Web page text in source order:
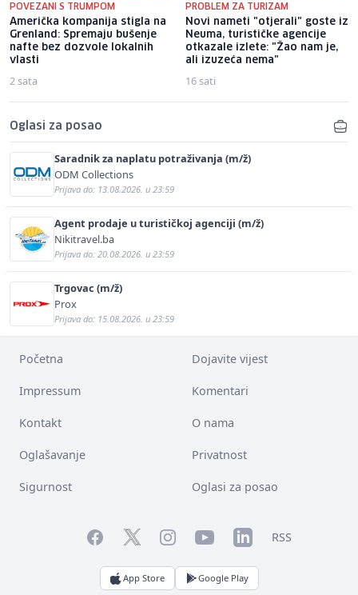
POVEZANI S TRUMPOM
Američka kompanija stigla na
Grenland: Spremaju bušenje
nafte bez dozvole lokalnih
vlasti
2 sata
PROBLEM ZA TURIZAM
Novi nameti "otjerali" goste iz
Neuma, turističke agencije
otkazale izlete: "Žao nam je,
ali izuzeća nema"
16 sati
Oglasi za posao
Saradnik za naplatu potraživanja (m/ž)
ODM Collections
Prijava do: 13.08.2026. u 23:59
Agent prodaje u turističkoj agenciji (m/ž)
Nikitravel.ba
Prijava do: 20.08.2026. u 23:59
Trgovac (m/ž)
Prox
Prijava do: 15.08.2026. u 23:59
Početna Dojavite vijest
Impressum Komentari
Kontakt O nama
Oglašavanje Privatnost
Sigurnost Oglasi za posao
FacebookTwitterInstagramYouTubeLinkedInRSS
App Store Google Play